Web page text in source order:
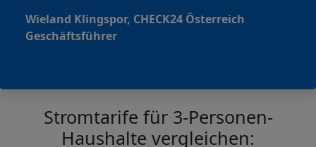
Wieland Klingspor, CHECK24 Österreich
Geschäftsführer
Stromtarife für 3-Personen-
Haushalte vergleichen: